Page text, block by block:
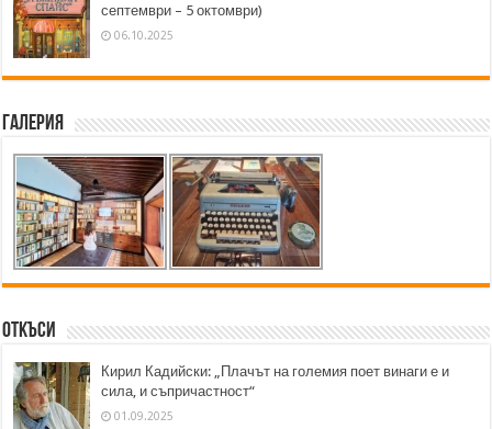
септември – 5 октомври)
06.10.2025
Галерия
Откъси
Кирил Кадийски: „Плачът на големия поет винаги е и
сила, и съпричастност“
01.09.2025